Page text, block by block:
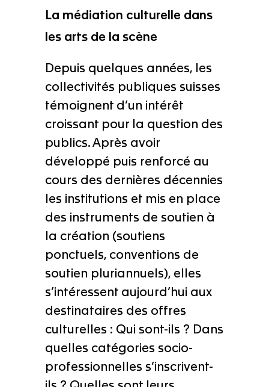
La médiation culturelle dans
les arts de la scène
Depuis quelques années, les
collectivités publiques suisses
témoignent d’un intérêt
croissant pour la question des
publics. Après avoir
développé puis renforcé au
cours des dernières décennies
les institutions et mis en place
des instruments de soutien à
la création (soutiens
ponctuels, conventions de
soutien pluriannuels), elles
s’intéressent aujourd’hui aux
destinataires des offres
culturelles : Qui sont-ils ? Dans
quelles catégories socio-
professionnelles s’inscrivent-